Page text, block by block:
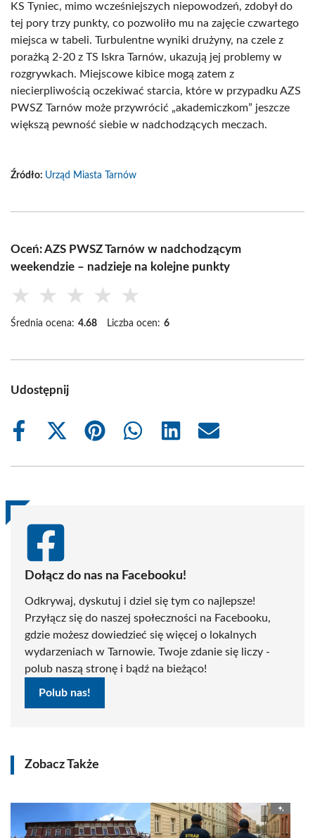
KS Tyniec, mimo wcześniejszych niepowodzeń, zdobył do
tej pory trzy punkty, co pozwoliło mu na zajęcie czwartego
miejsca w tabeli. Turbulentne wyniki drużyny, na czele z
porażką 2-20 z TS Iskra Tarnów, ukazują jej problemy w
rozgrywkach. Miejscowe kibice mogą zatem z
niecierpliwością oczekiwać starcia, które w przypadku AZS
PWSZ Tarnów może przywrócić „akademiczkom” jeszcze
większą pewność siebie w nadchodzących meczach.
Źródło: Urząd Miasta Tarnów
Oceń: AZS PWSZ Tarnów w nadchodzącym
weekendzie – nadzieje na kolejne punkty
★ ★ ★ ★ ★
Średnia ocena: 4.68 Liczba ocen: 6
Udostępnij
Share
Share
(Twitter)
Share
Share
Share
Share
Dołącz do nas na Facebooku!
Odkrywaj, dyskutuj i dziel się tym co najlepsze!
Przyłącz się do naszej społeczności na Facebooku,
gdzie możesz dowiedzieć się więcej o lokalnych
wydarzeniach w Tarnowie. Twoje zdanie się liczy -
polub naszą stronę i bądź na bieżąco!
Polub nas!
Zobacz Także